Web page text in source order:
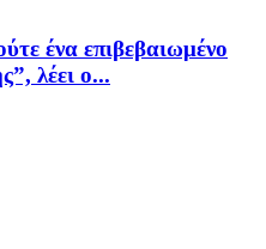
ένα επιβεβαιωμένο
λέει ο...